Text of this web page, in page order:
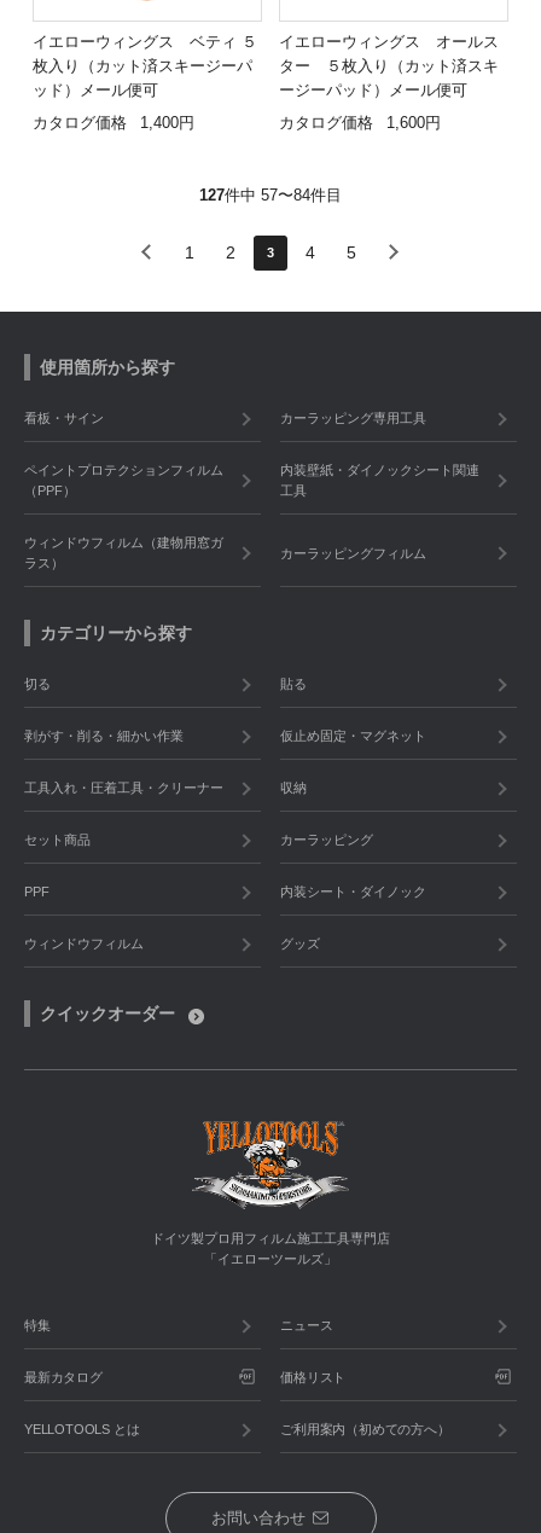
イエローウィングス ベティ ５
枚入り（カット済スキージーパ
ッド）メール便可
カタログ価格
1,400円
イエローウィングス オールス
ター ５枚入り（カット済スキ
ージーパッド）メール便可
カタログ価格
1,600円
127件中 57〜84件目
1 2 3 4 5
使用箇所から探す
看板・サイン カーラッピング専用工具
ペイントプロテクションフィルム
（PPF）
内装壁紙・ダイノックシート関連
工具
ウィンドウフィルム（建物用窓ガ
ラス）
カーラッピングフィルム
カテゴリーから探す
切る 貼る
剥がす・削る・細かい作業 仮止め固定・マグネット
工具入れ・圧着工具・クリーナー 収納
セット商品 カーラッピング
PPF 内装シート・ダイノック
ウィンドウフィルム グッズ
クイックオーダー
ドイツ製プロ用フィルム施工工具専門店
「イエローツールズ」
特集 ニュース
最新カタログ 価格リスト
YELLOTOOLS とは ご利用案内（初めての方へ）
お問い合わせ